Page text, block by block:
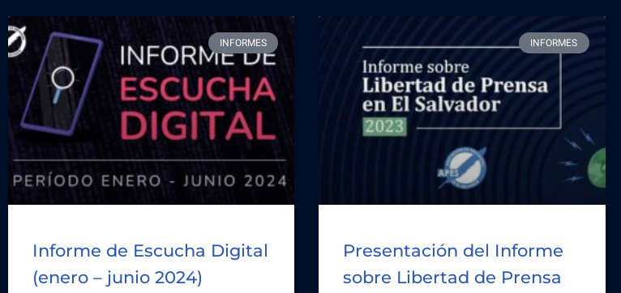
INFORMES
Informe de Escucha Digital
(enero – junio 2024)
INFORMES
Presentación del Informe
sobre Libertad de Prensa